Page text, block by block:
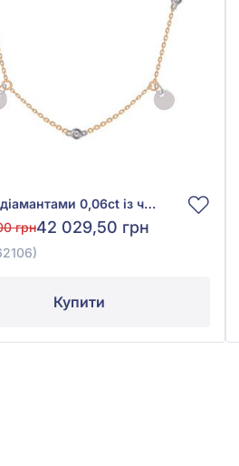
Кольє з діамантами 0,06ct із червоно-білого золота 585°, арт. 6-62106
грн42 029,50 грн
Купити